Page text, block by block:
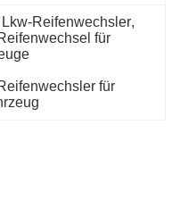
Lkw-Reifenwechsler,
für
für